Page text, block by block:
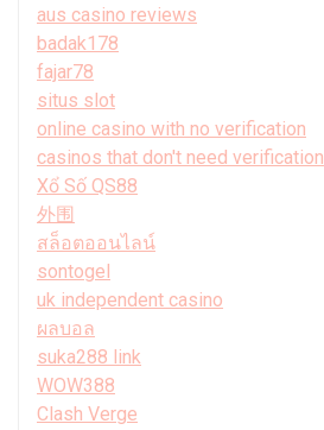
aus casino reviews
badak178
fajar78
situs slot
online casino with no verification
casinos that don't need verification
Xổ Số QS88
外围
สล็อตออนไลน์
sontogel
uk independent casino
ผลบอล
suka288 link
WOW388
Clash Verge